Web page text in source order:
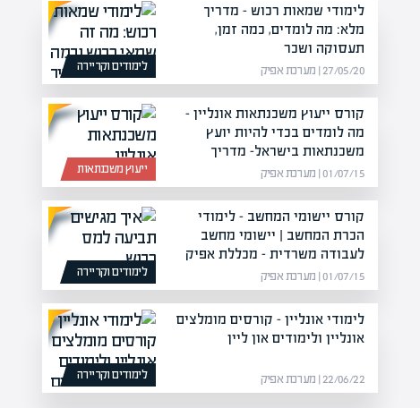
לימודים וקריירה
לימודי שמאות רכוש – מדריך
מלא: מה לומדים, כמה זמן,
תעסוקה ושכר
27/05/20 | מערכת אפיק
ייעוץ משכנתאות
קורס ייעוץ משכנתאות אונליין –
מה לומדים בכדי להיות יועץ
משכנתאות בישראל- מדריך
01/07/15 | מערכת אפיק
לימודים וקריירה
קורס יישומי המחשב – לימודי
הכרת המחשב | יישומי מחשב
לעבודה משרדית – מכללת אפיק
01/07/15 | מערכת אפיק
לימודים וקריירה
לימודי אונליין – קורסים מומלצים
אונליין ולימודים און ליין
22/06/22 | מערכת אפיק